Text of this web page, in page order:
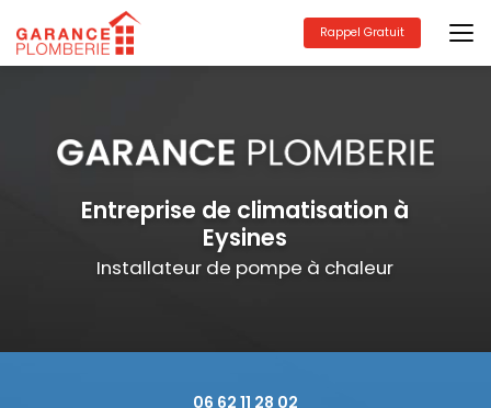
au
contenu
principal
Rappel Gratuit
Entreprise de climatisation à
Eysines
Installateur de pompe à chaleur
06 62 11 28 02